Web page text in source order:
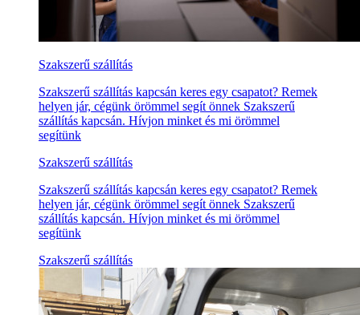
Szakszerű szállítás
Szakszerű szállítás kapcsán keres egy csapatot? Remek
helyen jár, cégünk örömmel segít önnek Szakszerű
szállítás kapcsán. Hívjon minket és mi örömmel
segítünk
Szakszerű szállítás
Szakszerű szállítás kapcsán keres egy csapatot? Remek
helyen jár, cégünk örömmel segít önnek Szakszerű
szállítás kapcsán. Hívjon minket és mi örömmel
segítünk
Szakszerű szállítás